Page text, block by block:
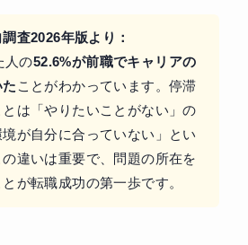
査2026年版より：
人の52.6%が前職でキャリアの
ことがわかっています。停滞
は「やりたいことがない」の
が自分に合っていない」とい
違いは重要で、問題の所在を
が転職成功の第一歩です。